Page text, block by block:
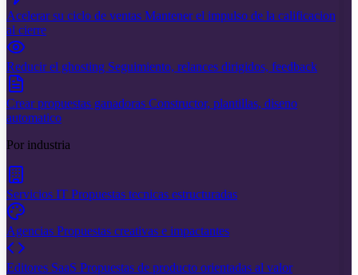
Acelerar su ciclo de ventas Mantener el impulso de la calificacion
al cierre
Reducir el ghosting Seguimiento, relances dirigidos, feedback
Crear propuestas ganadoras Constructor, plantillas, diseno
automatico
Por industria
Servicios IT Propuestas tecnicas estructuradas
Agencias Propuestas creativas e impactantes
Editores SaaS Propuestas de producto orientadas al valor